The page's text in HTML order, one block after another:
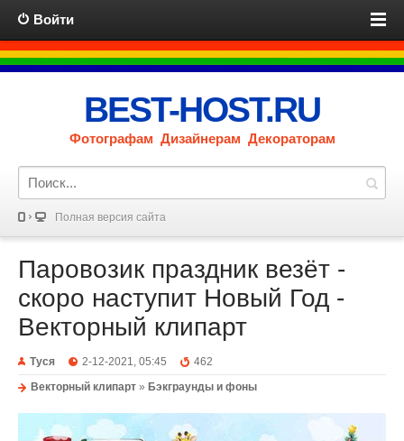
Войти
BEST-HOST.RU
Фотографам Дизайнерам Декораторам
Полная версия сайта
Паровозик праздник везёт -
скоро наступит Новый Год -
Векторный клипарт
Туся 2-12-2021, 05:45
462
Векторный клипарт » Бэкграунды и фоны